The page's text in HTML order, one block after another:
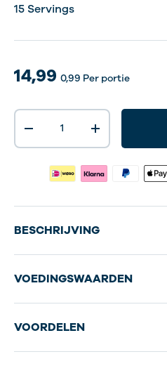
30 Servings
15 Servings
14,99 0,99 Per portie
Aantal
-
+
BESCHRIJVING
VOEDINGSWAARDEN
VOORDELEN